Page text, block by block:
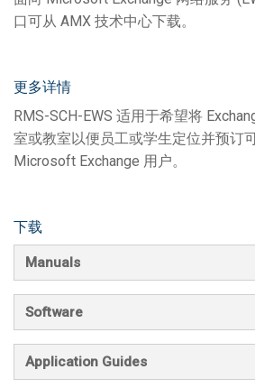
口可从 AMX 技术中心下载。
更多详情
RMS-SCH-EWS 适用于希望将
室或教室以便员工或学生定位并预订
Microsoft Exchange 用户。
下载
Manuals
Software
Application Guides